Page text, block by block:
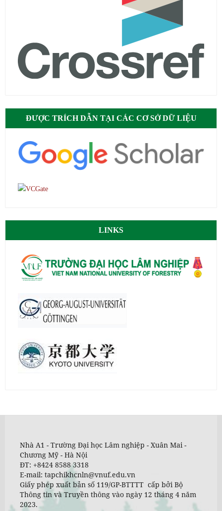
ĐƯỢC TRÍCH DẪN TẠI CÁC CƠ SỞ DỮ LIỆU
LINKS
Nhà A1 - Trường Đại học Lâm nghiệp - Xuân Mai -
Chương Mỹ - Hà Nội
ĐT: +8424 8588 3318
E-mail: tapchikhcnln@vnuf.edu.vn
Giấy phép xuất bản số 119/GP-BTTTT cấp bởi Bộ
Thông tin và Truyền thông vào ngày 12 tháng 4 năm
2023.